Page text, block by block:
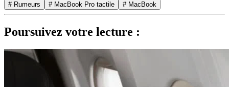
# Rumeurs # MacBook Pro tactile # MacBook
Poursuivez votre lecture :